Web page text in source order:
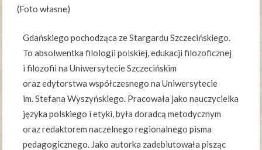
(Foto własne)
Gdańskiego pochodząca ze Stargardu Szczecińskiego.
To absolwentka filologii polskiej, edukacji filozoficznej
i filozofii na Uniwersytecie Szczecińskim
oraz edytorstwa współczesnego na Uniwersytecie
im. Stefana Wyszyńskiego. Pracowała jako nauczycielka
języka polskiego i etyki, była doradcą metodycznym
oraz redaktorem naczelnego regionalnego pisma
pedagogicznego. Jako autorka zadebiutowała pisząc